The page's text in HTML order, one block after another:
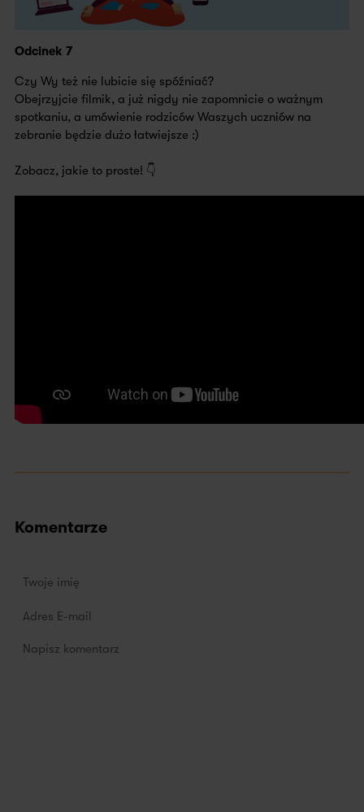
Odcinek 7
Czy Wy też nie lubicie się spóźniać?
Obejrzyjcie filmik, a już nigdy nie zapomnicie o ważnym
spotkaniu, a umówienie rodziców Waszych uczniów na
zebranie będzie dużo łatwiejsze :)
Zobacz, jakie to proste! 👇
Komentarze